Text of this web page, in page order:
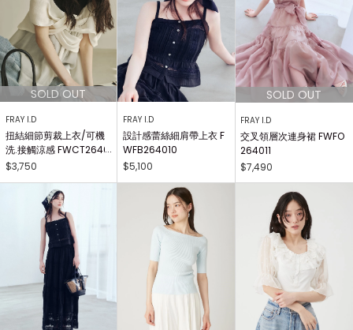
FRAY I.D
扭結細節剪裁上衣/可機
洗.接觸涼感 FWCT2640
25
$3,750
FRAY I.D
設計感蕾絲細肩帶上衣 F
WFB264010
$5,100
FRAY I.D
交叉領層次連身裙 FWFO
264011
$7,490